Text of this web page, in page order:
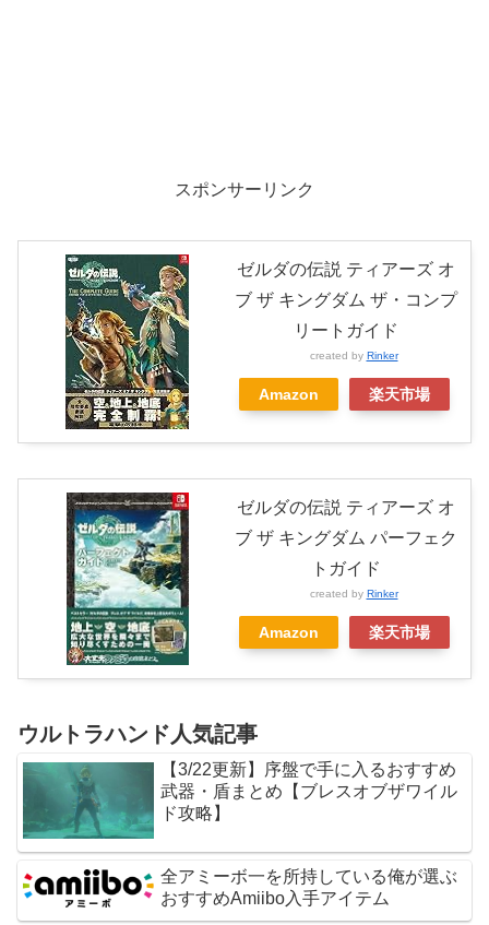
スポンサーリンク
ゼルダの伝説 ティアーズ オ
ブ ザ キングダム ザ・コンプ
リートガイド
created by Rinker
Amazon 楽天市場
ゼルダの伝説 ティアーズ オ
ブ ザ キングダム パーフェク
トガイド
created by Rinker
Amazon 楽天市場
ウルトラハンド人気記事
【3/22更新】序盤で手に入るおすすめ
武器・盾まとめ【ブレスオブザワイル
ド攻略】
全アミーボ一を所持している俺が選ぶ
おすすめAmiibo入手アイテム